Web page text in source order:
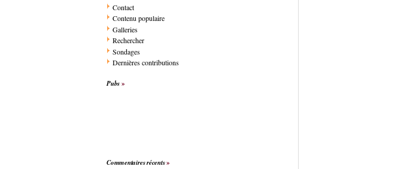
Contact
Contenu populaire
Galleries
Rechercher
Sondages
Dernières contributions
Pubs
Commentaires récents